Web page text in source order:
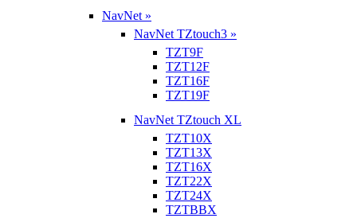
NavNet »
NavNet TZtouch3 »
TZT9F
TZT12F
TZT16F
TZT19F
NavNet TZtouch XL
TZT10X
TZT13X
TZT16X
TZT22X
TZT24X
TZTBBX